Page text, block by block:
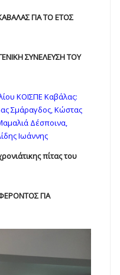
ΓΙΑ ΤΟ ΕΤΟΣ
ΣΥΝΕΛΕΥΣΗ ΤΟΥ
πίτας του
ΓΙΑ